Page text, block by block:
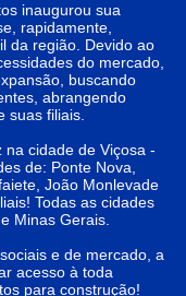
inaugurou sua
rapidamente,
da região. Devido ao
do mercado,
buscando
abrangendo
suas filiais.
cidade de Viçosa -
de: Ponte Nova,
João Monlevade
Todas as cidades
Minas Gerais.
e de mercado, a
acesso à toda
para construção!